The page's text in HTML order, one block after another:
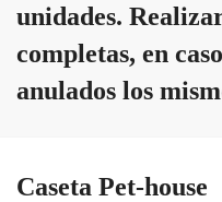
unidades.
completas, en
anulados los
Caseta Pet-house